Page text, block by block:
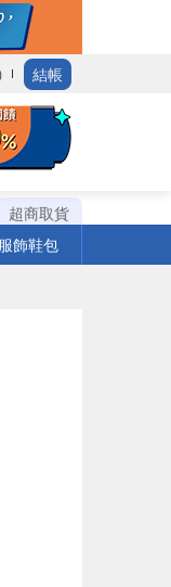
結帳
超商取貨
服飾鞋包